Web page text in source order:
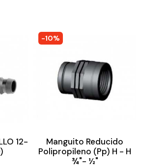
12-
-10%
Manguito Reducido
Polipropileno (Pp) H - H
¾"- ½"